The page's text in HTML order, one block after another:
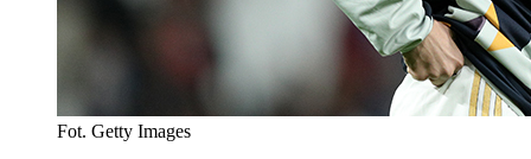
Fot. Getty Images